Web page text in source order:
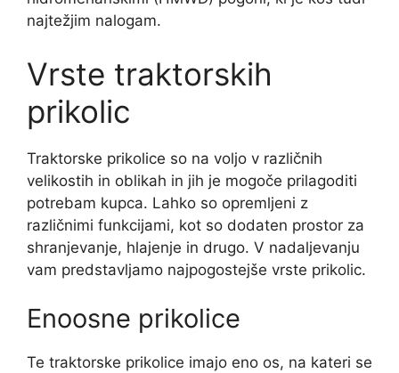
najtežjim nalogam.
Vrste traktorskih
prikolic
Traktorske prikolice so na voljo v različnih
velikostih in oblikah in jih je mogoče prilagoditi
potrebam kupca. Lahko so opremljeni z
različnimi funkcijami, kot so dodaten prostor za
shranjevanje, hlajenje in drugo. V nadaljevanju
vam predstavljamo najpogostejše vrste prikolic.
Enoosne prikolice
Te traktorske prikolice imajo eno os, na kateri se